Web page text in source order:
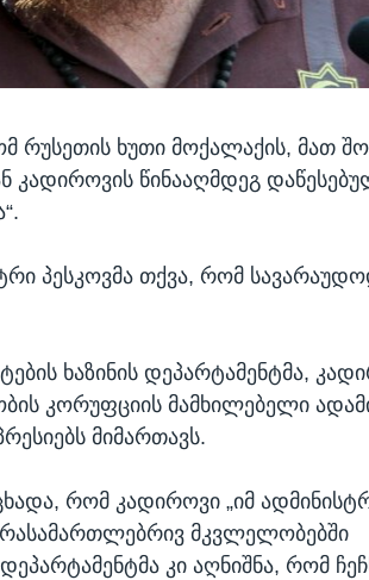
რუსეთის ხუთი მოქალაქის, მათ
კადიროვის წინააღმდეგ
პესკოვმა თქვა, რომ
ხაზინის დეპარტამენტმა,
კორუფციის მამხილებელი
მიმართავს.
რომ კადიროვი „იმ
მკვლელობებში
კი აღნიშნა, რომ